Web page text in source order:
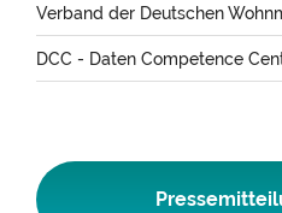
Verband der Deutschen
DCC - Daten Competence